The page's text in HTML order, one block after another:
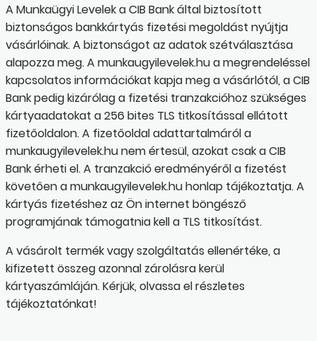
A Munkaügyi Levelek a CIB Bank által biztosított
biztonságos bankkártyás fizetési megoldást nyújtja
vásárlóinak. A biztonságot az adatok szétválasztása
alapozza meg. A munkaugyilevelek.hu a megrendeléssel
kapcsolatos információkat kapja meg a vásárlótól, a CIB
Bank pedig kizárólag a fizetési tranzakcióhoz szükséges
kártyaadatokat a 256 bites TLS titkosítással ellátott
fizetőoldalon. A fizetőoldal adattartalmáról a
munkaugyilevelek.hu nem értesül, azokat csak a CIB
Bank érheti el. A tranzakció eredményéről a fizetést
követően a munkaugyilevelek.hu honlap tájékoztatja. A
kártyás fizetéshez az Ön internet böngésző
programjának támogatnia kell a TLS titkosítást.
A vásárolt termék vagy szolgáltatás ellenértéke, a
kifizetett összeg azonnal zárolásra kerül
kártyaszámláján. Kérjük, olvassa el részletes
tájékoztatónkat!